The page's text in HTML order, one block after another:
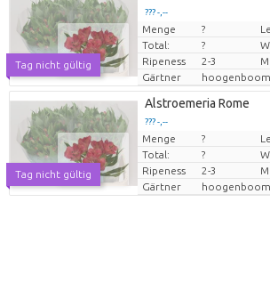
Tag nicht gültig
??? -,--
Preis pro Stück
Menge ?
Total:
?
Ripeness
2-3
Gärtner
Tag nicht gültig
Alstroemeria Rome
??? -,--
Preis pro Stück
Menge ?
Total:
?
Ripeness
2-3
Gärtner